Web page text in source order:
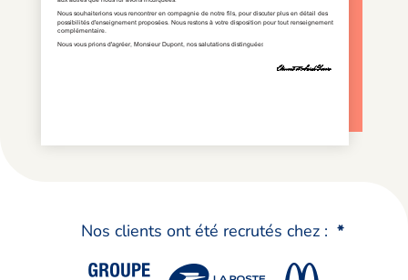
Nos clients ont été recrutés chez : *